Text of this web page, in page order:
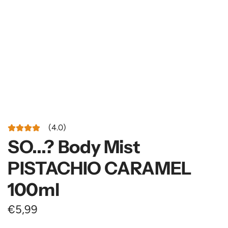
(4.0)
SO...? Body Mist
PISTACHIO CARAMEL
100ml
P
€5,99